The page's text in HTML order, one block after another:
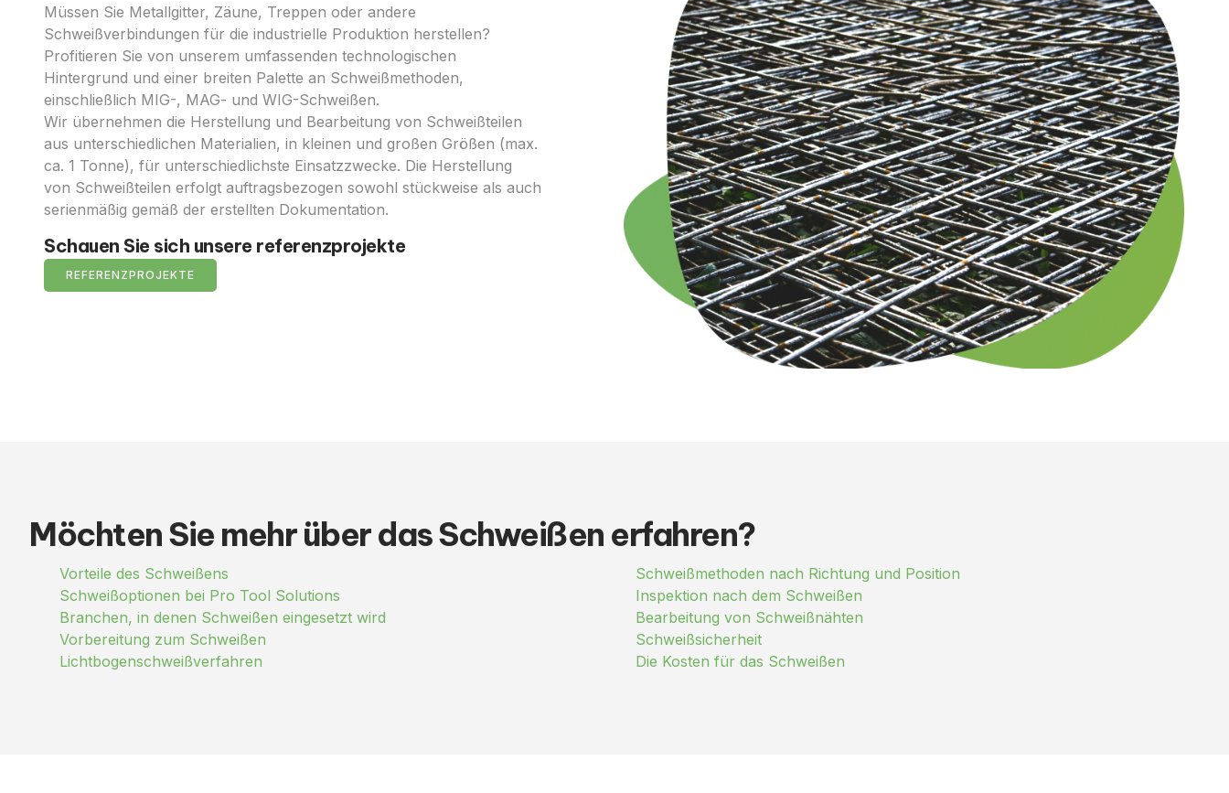
Müssen Sie Metallgitter, Zäune, Treppen oder andere
Schweißverbindungen für die industrielle Produktion herstellen?
Profitieren Sie von unserem umfassenden technologischen
Hintergrund und einer breiten Palette an Schweißmethoden,
einschließlich MIG-, MAG- und WIG-Schweißen.
Wir übernehmen die Herstellung und Bearbeitung von Schweißteilen
aus unterschiedlichen Materialien, in kleinen und großen Größen (max.
ca. 1 Tonne), für unterschiedlichste Einsatzzwecke. Die Herstellung
von Schweißteilen erfolgt auftragsbezogen sowohl stückweise als auch
serienmäßig gemäß der erstellten Dokumentation.
Schauen Sie sich unsere referenzprojekte
REFERENZPROJEKTE
Möchten Sie mehr über das Schweißen erfahren?
Vorteile des Schweißens
Schweißoptionen bei Pro Tool Solutions
Branchen, in denen Schweißen eingesetzt wird
Vorbereitung zum Schweißen
Lichtbogenschweißverfahren
Schweißmethoden nach Richtung und Position
Inspektion nach dem Schweißen
Bearbeitung von Schweißnähten
Schweißsicherheit
Die Kosten für das Schweißen